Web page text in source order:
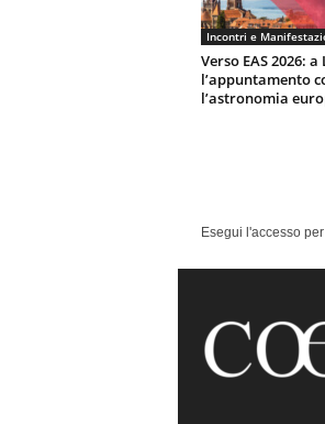
Incontri e
Verso EAS 2026:
l’appuntamento
l’astronomia
Esegui l'accesso